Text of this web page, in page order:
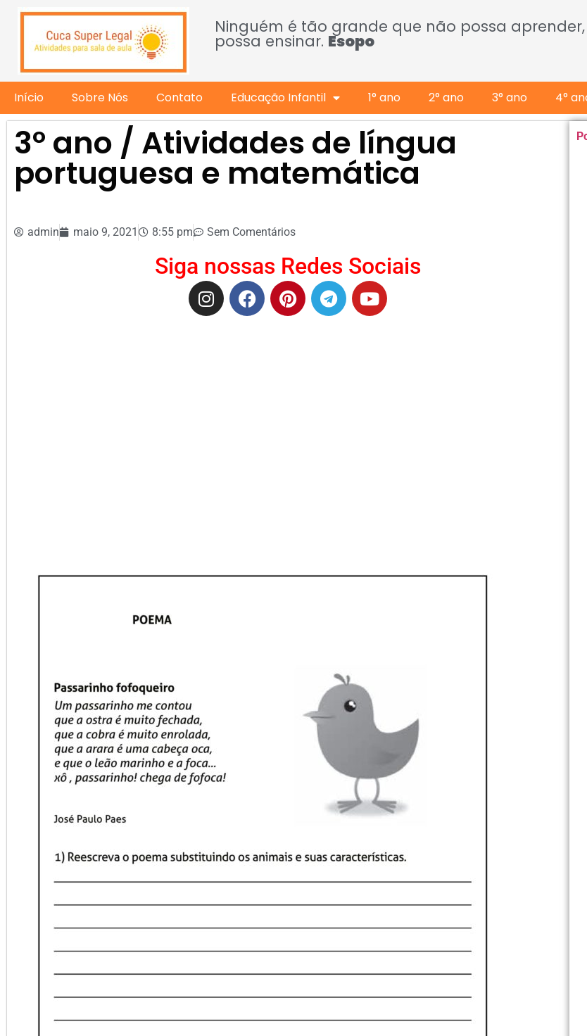
Ninguém é tão grande que não possa
possa ensinar. Esopo
Início Sobre Nós Contato Educação Infantil 1° ano 2° ano 3° ano 4°
3º ano / Atividades de língua
portuguesa e matemática
admin maio 9, 2021 8:55 pm Sem Comentários
Siga nossas Redes Sociais